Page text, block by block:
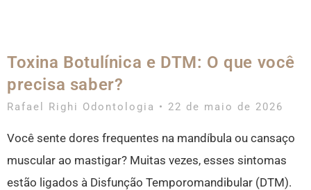
Toxina Botulínica e DTM: O que você
precisa saber?
Rafael Righi Odontologia 22 de maio de 2026
Você sente dores frequentes na mandíbula ou cansaço
muscular ao mastigar? Muitas vezes, esses sintomas
estão ligados à Disfunção Temporomandibular (DTM).